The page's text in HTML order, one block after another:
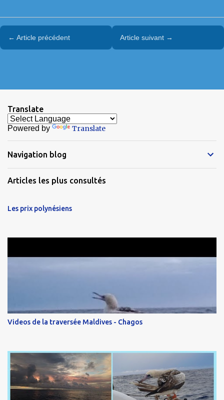
← Article précédent Article suivant →
Translate
Powered by Translate
Navigation blog
Articles les plus consultés
Les prix polynésiens
Videos de la traversée Maldives - Chagos